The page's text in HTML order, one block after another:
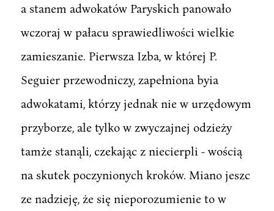
a stanem adwokatów Paryskich panowało
wczoraj w pałacu sprawiedliwości wielkie
zamieszanie. Pierwsza Izba, w której P.
Seguier przewodniczy, zapełniona byia
adwokatami, którzy jednak nie w urzędowym
przyborze, ale tylko w zwyczajnej odzieży
tamże stanąli, czekając z niecierpli - wością
na skutek poczynionych kroków. Miano jeszc
ze nadzieję, że się nieporozumienie to w